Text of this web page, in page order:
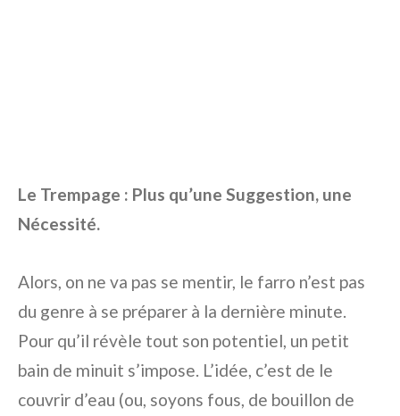
Le Trempage : Plus qu’une Suggestion, une
Nécessité.
Alors, on ne va pas se mentir, le farro n’est pas
du genre à se préparer à la dernière minute.
Pour qu’il révèle tout son potentiel, un petit
bain de minuit s’impose. L’idée, c’est de le
couvrir d’eau (ou, soyons fous, de bouillon de